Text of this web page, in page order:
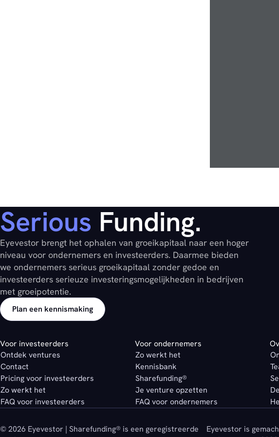
Serious Funding.
Eyevestor brengt het ophalen van groeikapitaal naar een hoger
niveau voor ondernemers en investeerders. Daarmee bieden
we ondernemers serieus groeikapitaal zonder gedoe en
investeerders serieuze investeringsmogelijkheden in bedrijven
met groeipotentie.
Plan een kennismaking
Voor investeerders
Ontdek ventures
Contact
Pricing voor investeerders
Zo werkt het
FAQ voor investeerders
Voor ondernemers
Zo werkt het
Kennisbank
Sharefunding®
Je venture opzetten
FAQ voor ondernemers
© 2026 Eyevestor | Sharefunding® is een geregistreerde
Eyevestor is